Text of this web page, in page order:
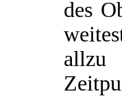
des
allzu